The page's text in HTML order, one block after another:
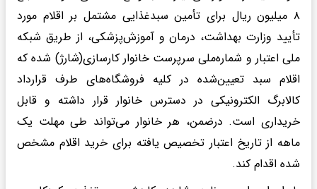
۸ میلیون ریال برای تأمین سبدغذایی مشتمل بر اقلام مورد
تأیید وزارت بهداشت، درمان و آموزش‌پزشکی، از طریق شبکه
ملی اعتبار و شماره‌ملی سرپرست خانوار کارسازی(شارژ) شده که
اقلام سبد تعیین‌شده در کلیه فروشگاه‌های طرف قرارداد
کالابرگ الکترونیکی در دسترس خانوار قرار داشته و قابل
خریداری است. درضمن، هر خانوار می‌تواند طی مهلت یک
ماهه از تاریخ اعتبار تخصیص یافته برای خرید اقلام مشخص
شده اقدام کند.